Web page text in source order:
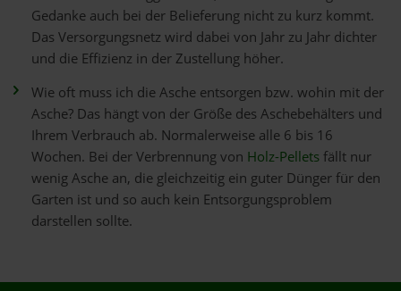
Gedanke auch bei der Belieferung nicht zu kurz kommt.
Das Versorgungsnetz wird dabei von Jahr zu Jahr dichter
und die Effizienz in der Zustellung höher.
Wie oft muss ich die Asche entsorgen bzw. wohin mit der
Asche? Das hängt von der Größe des Aschebehälters und
Ihrem Verbrauch ab. Normalerweise alle 6 bis 16
Wochen. Bei der Verbrennung von Holz-Pelletsfällt nur
wenig Asche an, die gleichzeitig ein guter Dünger für den
Garten ist und so auch kein Entsorgungsproblem
darstellen sollte.